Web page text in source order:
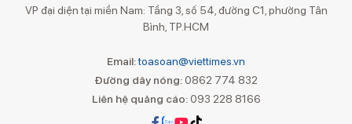
VP đại diện tại miền Nam: Tầng 3, số 54, đường C1, phường Tân
Bình, TP.HCM
Email:toasoan@viettimes.vn
Đường dây nóng: 0862 774 832
Liên hệ quảng cáo:093 228 8166